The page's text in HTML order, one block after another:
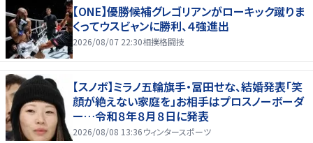
【ONE】優勝候補グレゴリアンがローキック蹴りま
くってウスビャンに勝利、４強進出
2026/08/07 22:30相撲格闘技
【スノボ】ミラノ五輪旗手・冨田せな、結婚発表「笑
顔が絶えない家庭を」お相手はプロスノーボーダ
ー…令和８年８月８日に発表
2026/08/08 13:36ウィンタースポーツ